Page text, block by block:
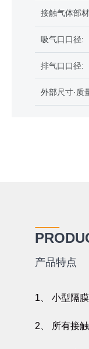
接触气体部
吸气口口径:
排气口口径:
外部尺寸·质
产品特点
1、 小型隔
2、 所有接